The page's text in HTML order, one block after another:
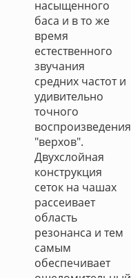
насыщенного
баса и в то же
время
естественного
звучания
средних частот и
удивительно
точного
воспроизведения
"верхов".
Двухслойная
конструкция
сеток на чашах
рассеивает
область
резонанса и тем
самым
обеспечивает